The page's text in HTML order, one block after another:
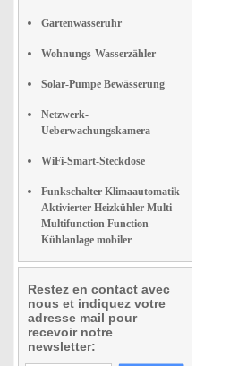
Gartenwasseruhr
Wohnungs-Wasserzähler
Solar-Pumpe Bewässerung
Netzwerk-
Ueberwachungskamera
WiFi-Smart-Steckdose
Funkschalter Klimaautomatik
Aktivierter Heizkühler Multi
Multifunction Function
Kühlanlage mobiler
Restez en contact avec
nous et indiquez votre
adresse mail pour
recevoir notre
newsletter: